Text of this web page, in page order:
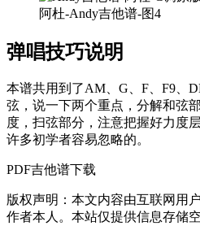
阿杜-Andy吉他谱-图4
弹唱技巧说明
本谱共用到了AM、G、F、F9、
弦，说一下两个重点，分解和弦
度，扫弦部分，注意把握好力度
许多初学者容易忽略的。
PDF吉他谱下载
版权声明：本文内容由互联网用
作者本人。本站仅提供信息存储